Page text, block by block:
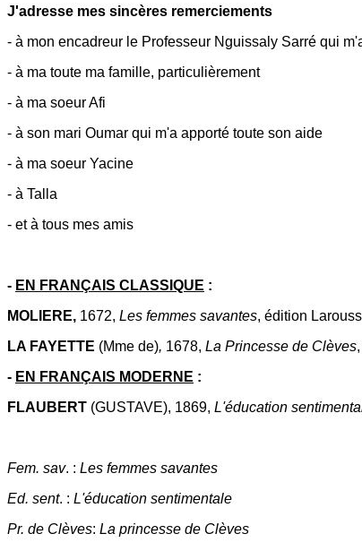
J'adresse mes sincères remerciements
- à mon encadreur le Professeur Nguissaly Sarré qui
- à ma toute ma famille, particulièrement
- à ma soeur Afi
- à son mari Oumar qui m'a apporté toute son aide
- à ma soeur Yacine
- à Talla
- et à tous mes amis
- EN FRANÇAIS CLASSIQUE :
MOLIERE, 1672, Les femmes savantes, édition
LA FAYETTE (Mme de), 1678, La Princesse de Clèves
- EN FRANÇAIS MODERNE :
FLAUBERT (GUSTAVE), 1869, L'éducation
Fem. sav. : Les femmes savantes
Ed. sent. : L'éducation sentimentale
Pr. de Clèves: La princesse de Clèves